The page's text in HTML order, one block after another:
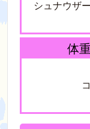
シュナウザ
体